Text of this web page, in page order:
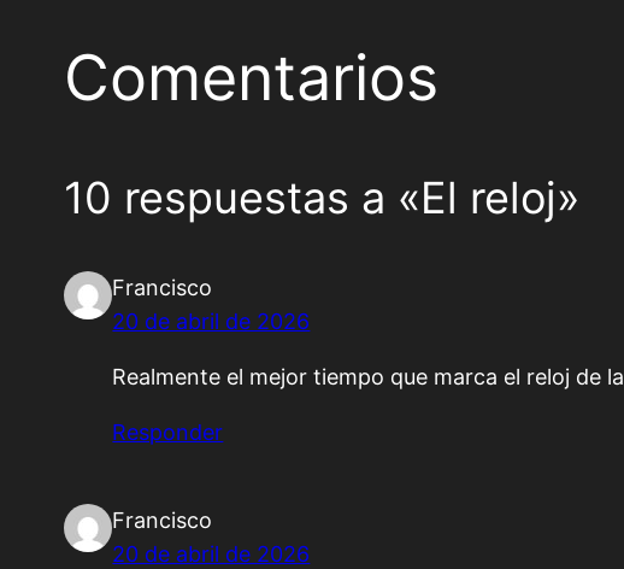
Comentarios
10 respuestas a «El reloj»
Francisco
20 de abril de 2026
Realmente el mejor tiempo que marca el reloj de
Responder
Francisco
20 de abril de 2026